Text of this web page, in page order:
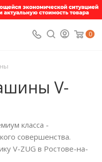
0
V-
класса -
совершенства.
V-ZUG в Ростове-на-